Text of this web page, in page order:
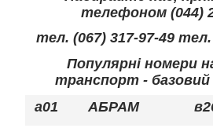
телефоном (044)
тел. (067) 317-97-49 тел.
Популярні номери
транспорт - базовий
а01
АБРАМ